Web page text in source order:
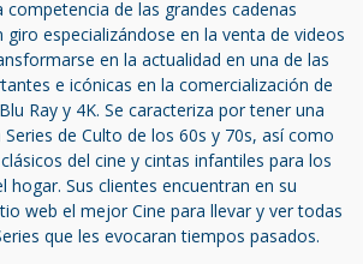
de las grandes cadenas
giro especializándose en la venta de videos
en la actualidad en una de las
e icónicas en la comercialización de
Ray y 4K. Se caracteriza por tener una
de Culto de los 60s y 70s, así como
del cine y cintas infantiles para los
hogar. Sus clientes encuentran en su
web el mejor Cine para llevar y ver todas
que les evocaran tiempos pasados.